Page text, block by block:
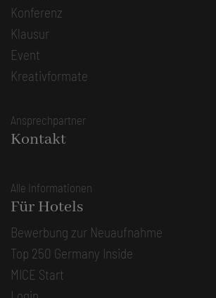
Konferenz
Klausur
Event
Kreativformate
Ansprechpartner
Kontakt
Alle Informationen
Für Hotels
Bewerbung zur Neuaufnahme
Top 250 Germany Inside
MICE Start